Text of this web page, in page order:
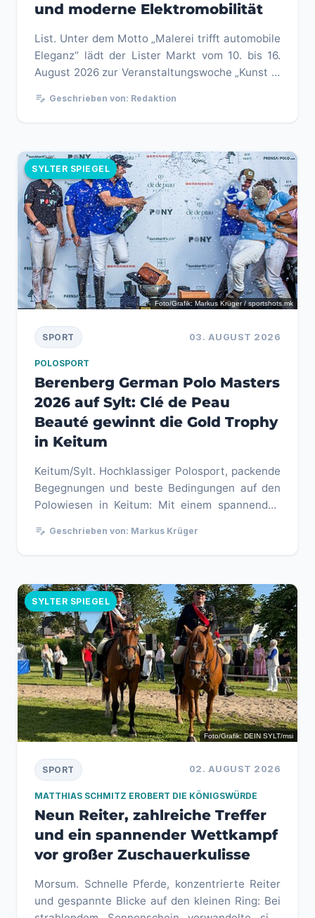
und moderne Elektromobilität
List. Unter dem Motto „Malerei trifft automobile
Eleganz“ lädt der Lister Markt vom 10. bis 16.
August 2026 zur Veranstaltungswoche „Kunst in
edit_note Geschrieben von: Redaktion
SYLTER SPIEGEL
Foto/Grafik: Markus Krüger / sportshots.mk
03. AUGUST 2026
SPORT
POLOSPORT
Berenberg German Polo Masters
2026 auf Sylt: Clé de Peau
Beauté gewinnt die Gold Trophy
in Keitum
Keitum/Sylt. Hochklassiger Polosport, packende
Begegnungen und beste Bedingungen auf den
Polowiesen in Keitum: Mit einem spannenden
edit_note Geschrieben von: Markus Krüger
SYLTER SPIEGEL
Foto/Grafik: DEIN SYLT/msi
02. AUGUST 2026
SPORT
MATTHIAS SCHMITZ EROBERT DIE KÖNIGSWÜRDE
Neun Reiter, zahlreiche Treffer
und ein spannender Wettkampf
vor großer Zuschauerkulisse
Morsum. Schnelle Pferde, konzentrierte Reiter
und gespannte Blicke auf den kleinen Ring: Bei